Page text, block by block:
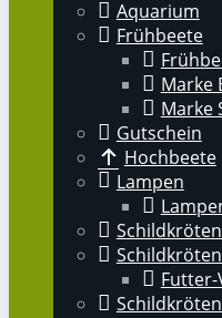
Aquarium
Frühbeete
Marke
Marke
Gutschein
Hochbeete
Lampen
Futter-